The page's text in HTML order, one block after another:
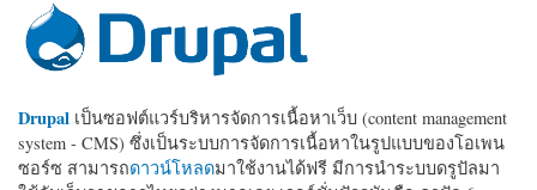
Drupal เป็นซอฟต์แวร์บริหารจัดการเนื้อหาเว็บ (content management
system - CMS) ซึ่งเป็นระบบการจัดการเนื้อหาในรูปแบบของโอเพน
ซอร์ซ สามารถดาวน์โหลดมาใช้งานได้ฟรี มีการนำระบบดรูปัลมา